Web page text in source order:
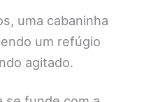
uma cabaninha
um refúgio
agitado.